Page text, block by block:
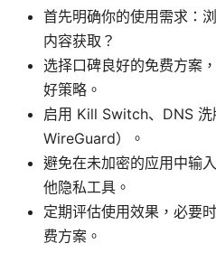
首先明确你的使用需求：
内容获取？
选择口碑良好的免费方案
好策略。
启用 Kill Switch、DNS 洗
WireGuard）。
避免在未加密的应用中输
他隐私工具。
定期评估使用效果，必要
费方案。